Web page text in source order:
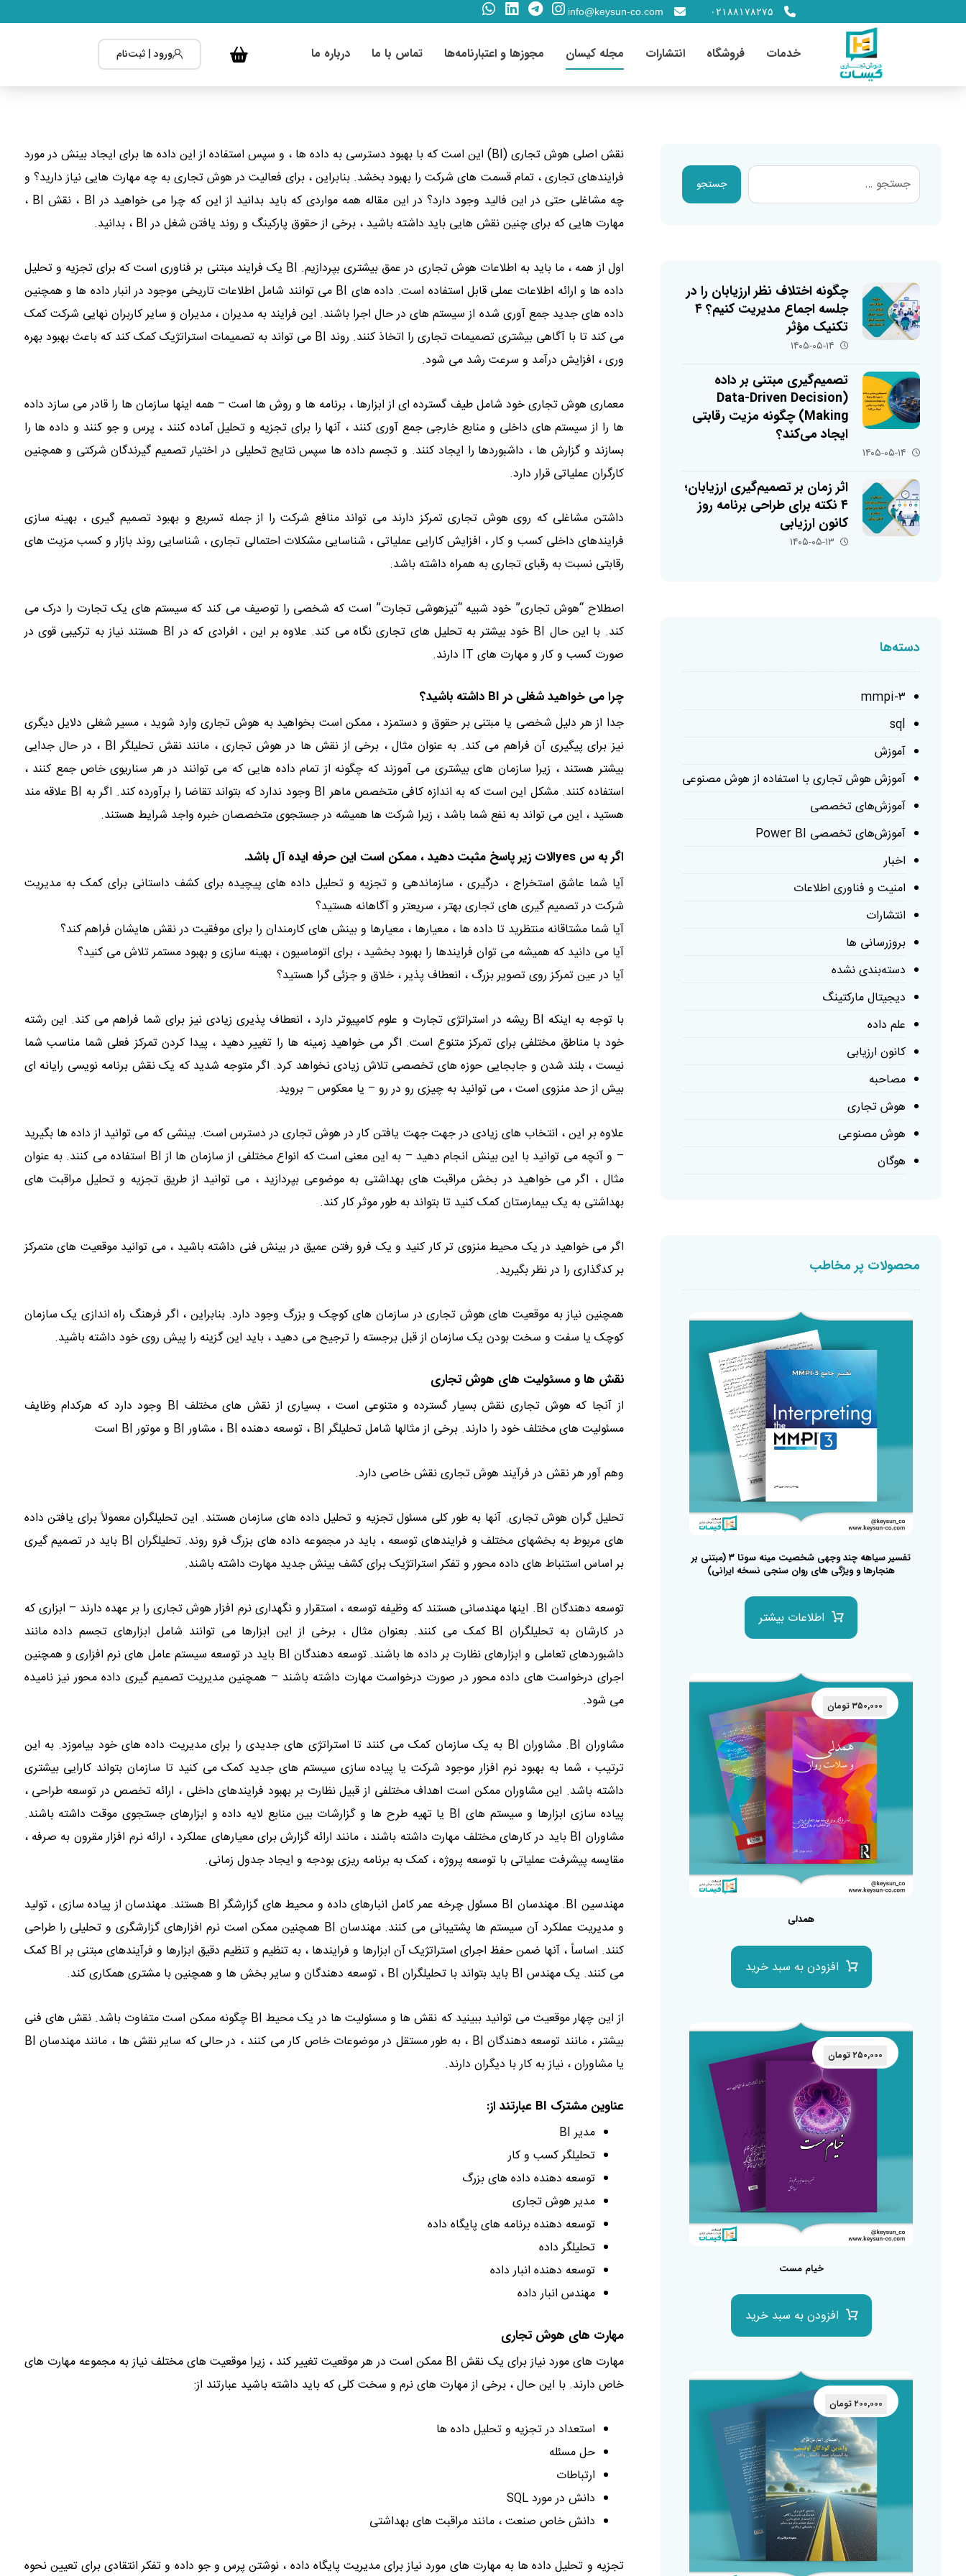
۰۲۱۸۸۱۷۸۲۷۵ info@keysun-co.com
خدمات فروشگاه انتشارات مجله کیسان مجوزها و اعتبارنامه‌ها تماس با ما درباره ما ورود | ثبت‌نام
نقش اصلی هوش تجاری (BI) این است که با بهبود دسترسی به داده ها ، و سپس استفاده از این داده ها برای ایجاد بینش در مورد
فرایندهای تجاری ، تمام قسمت های شرکت را بهبود بخشد. بنابراین ، برای فعالیت در هوش تجاری به چه مهارت هایی نیاز دارید؟ و
چه مشاغلی حتی در این فالید وجود دارد؟ در این مقاله همه مواردی که باید بدانید از این که چرا می خواهید در BI ، نقش BI ،
مهارت هایی که برای چنین نقش هایی باید داشته باشید ، برخی از حقوق پارکینگ و روند یافتن شغل در BI ، بدانید.
اول از همه ، ما باید به اطلاعات هوش تجاری در عمق بیشتری بپردازیم. BI یک فرایند مبتنی بر فناوری است که برای تجزیه و تحلیل
داده ها و ارائه اطلاعات عملی قابل استفاده است. داده های BI می توانند شامل اطلاعات تاریخی موجود در انبار داده ها و همچنین
داده های جدید جمع آوری شده از سیستم های در حال اجرا باشند. این فرایند به مدیران ، مدیران و سایر کاربران نهایی شرکت کمک
می کند تا با آگاهی بیشتری تصمیمات تجاری را اتخاذ کنند. روند BI می تواند به تصمیمات استراتژیک کمک کند که باعث بهبود بهره
وری ، افزایش درآمد و سرعت رشد می شود.
معماری هوش تجاری خود شامل طیف گسترده ای از ابزارها ، برنامه ها و روش ها است – همه اینها سازمان ها را قادر می سازد داده
ها را از سیستم های داخلی و منابع خارجی جمع آوری کنند ، آنها را برای تجزیه و تحلیل آماده کنند ، پرس و جو کنند و داده ها را
بسازند و گزارش ها ، داشبوردها را ایجاد کنند. و تجسم داده ها سپس نتایج تحلیلی در اختیار تصمیم گیرندگان شرکتی و همچنین
کارگران عملیاتی قرار دارد.
داشتن مشاغلی که روی هوش تجاری تمرکز دارند می تواند منافع شرکت را از جمله تسریع و بهبود تصمیم گیری ، بهینه سازی
فرایندهای داخلی کسب و کار ، افزایش کارایی عملیاتی ، شناسایی مشکلات احتمالی تجاری ، شناسایی روند بازار و کسب مزیت های
رقابتی نسبت به رقبای تجاری به همراه داشته باشد.
اصطلاح “هوش تجاری” خود شبیه “تیزهوشی تجارت” است که شخصی را توصیف می کند که سیستم های یک تجارت را درک می
کند. با این حال BI خود بیشتر به تحلیل های تجاری نگاه می کند. علاوه بر این ، افرادی که در BI هستند نیاز به ترکیبی قوی در
صورت کسب و کار و مهارت های IT دارند.
چرا می خواهید شغلی در BI داشته باشید؟
جدا از هر دلیل شخصی یا مبتنی بر حقوق و دستمزد ، ممکن است بخواهید به هوش تجاری وارد شوید ، مسیر شغلی دلایل دیگری
نیز برای پیگیری آن فراهم می کند. به عنوان مثال ، برخی از نقش ها در هوش تجاری ، مانند نقش تحلیلگر BI ، در حال جدایی
بیشتر هستند ، زیرا سازمان های بیشتری می آموزند که چگونه از تمام داده هایی که می توانند در هر سناریوی خاص جمع کنند ،
استفاده کنند. مشکل این است که به اندازه کافی متخصص ماهر BI وجود ندارد که بتواند تقاضا را برآورده کند. اگر به BI علاقه مند
هستید ، این می تواند به نفع شما باشد ، زیرا شرکت ها همیشه در جستجوی متخصصان خبره واجد شرایط هستند.
اگر به س yesالات زیر پاسخ مثبت دهید ، ممکن است این حرفه ایده آل باشد.
آیا شما عاشق استخراج ، درگیری ، سازماندهی و تجزیه و تحلیل داده های پیچیده برای کشف داستانی برای کمک به مدیریت
شرکت در تصمیم گیری های تجاری بهتر ، سریعتر و آگاهانه هستید؟
آیا شما مشتاقانه منتظرید تا داده ها ، معیارها ، معیارها و بینش های کارمندان را برای موفقیت در نقش هایشان فراهم کند؟
آیا می دانید که همیشه می توان فرایندها را بهبود بخشید ، برای اتوماسیون ، بهینه سازی و بهبود مستمر تلاش می کنید؟
آیا در عین تمرکز روی تصویر بزرگ ، انعطاف پذیر ، خلاق و جزئی گرا هستید؟
با توجه به اینکه BI ریشه در استراتژی تجارت و علوم کامپیوتر دارد ، انعطاف پذیری زیادی نیز برای شما فراهم می کند. این رشته
خود با مناطق مختلفی برای تمرکز متنوع است. اگر می خواهید زمینه ها را تغییر دهید ، پیدا کردن تمرکز فعلی شما مناسب شما
نیست ، بلند شدن و جابجایی حوزه های تخصصی تلاش زیادی نخواهد کرد. اگر متوجه شدید که یک نقش برنامه نویسی رایانه ای
بیش از حد منزوی است ، می توانید به چیزی رو در رو – یا معکوس – بروید.
علاوه بر این ، انتخاب های زیادی در جهت جهت یافتن کار در هوش تجاری در دسترس است. بینشی که می توانید از داده ها بگیرید
– و آنچه می توانید با این بینش انجام دهید – به این معنی است که انواع مختلفی از سازمان ها از BI استفاده می کنند. به عنوان
مثال ، اگر می خواهید در بخش مراقبت های بهداشتی به موضوعی بپردازید ، می توانید از طریق تجزیه و تحلیل مراقبت های
بهداشتی به یک بیمارستان کمک کنید تا بتواند به طور موثر کار کند.
اگر می خواهید در یک محیط منزوی تر کار کنید و یک فرو رفتن عمیق در بینش فنی داشته باشید ، می توانید موقعیت های متمرکز
بر کدگذاری را در نظر بگیرید.
همچنین نیاز به موقعیت های هوش تجاری در سازمان های کوچک و بزرگ وجود دارد. بنابراین ، اگر فرهنگ راه اندازی یک سازمان
کوچک یا سفت و سخت بودن یک سازمان از قبل برجسته را ترجیح می دهید ، باید این گزینه را پیش روی خود داشته باشید.
نقش ها و مسئولیت های هوش تجاری
از آنجا که هوش تجاری نقش بسیار گسترده و متنوعی است ، بسیاری از نقش های مختلف BI وجود دارد که هرکدام وظایف
مسئولیت های مختلف خود را دارند. برخی از مثالها شامل تحلیلگر BI ، توسعه دهنده BI ، مشاور BI و موتور BI است
وهم آور هر نقش در فرآیند هوش تجاری نقش خاصی دارد.
تحلیل گران هوش تجاری. آنها به طور كلی مسئول تجزیه و تحلیل داده های سازمان هستند. این تحلیلگران معمولاً برای یافتن داده
های مربوط به بخشهای مختلف و فرایندهای توسعه ، باید در مجموعه داده های بزرگ فرو روند. تحلیلگران BI باید در تصمیم گیری
بر اساس استنباط های داده محور و تفکر استراتژیک برای کشف بینش جدید مهارت داشته باشند.
توسعه دهندگان BI. اینها مهندسانی هستند که وظیفه توسعه ، استقرار و نگهداری نرم افزار هوش تجاری را بر عهده دارند – ابزاری که
در کارشان به تحلیلگران BI کمک می کنند. بعنوان مثال ، برخی از این ابزارها می توانند شامل ابزارهای تجسم داده مانند
داشبوردهای تعاملی و ابزارهای نظارت بر داده ها باشند. توسعه دهندگان BI باید در توسعه سیستم عامل های نرم افزاری و همچنین
اجرای درخواست های داده محور در صورت درخواست مهارت داشته باشند – همچنین مدیریت تصمیم گیری داده محور نیز نامیده
می شود.
مشاوران BI. مشاوران BI به یک سازمان کمک می کنند تا استراتژی های جدیدی را برای مدیریت داده های خود بیاموزد. به این
ترتیب ، شما به بهبود نرم افزار موجود شرکت یا پیاده سازی سیستم های جدید کمک می کنید تا سازمان بتواند کارایی بیشتری
داشته باشد. این مشاوران ممکن است اهداف مختلفی از قبیل نظارت بر بهبود فرایندهای داخلی ، ارائه تخصص در توسعه طراحی ،
پیاده سازی ابزارها و سیستم های BI یا تهیه طرح ها و گزارشات بین منابع لایه داده و ابزارهای جستجوی موقت داشته باشند.
مشاوران BI باید در کارهای مختلف مهارت داشته باشند ، مانند ارائه گزارش برای معیارهای عملکرد ، ارائه نرم افزار مقرون به صرفه ،
مقایسه پیشرفت عملیاتی با توسعه پروژه ، کمک به برنامه ریزی بودجه و ایجاد جدول زمانی.
مهندسین BI. مهندسان BI مسئول چرخه عمر کامل انبارهای داده و محیط های گزارشگر BI هستند. مهندسان از پیاده سازی ، تولید
و مدیریت عملکرد آن سیستم ها پشتیبانی می کنند. مهندسان BI همچنین ممکن است نرم افزارهای گزارشگری و تحلیلی را طراحی
کنند. اساساً ، آنها ضمن حفظ اجرای استراتژیک آن ابزارها و فرایندها ، به تنظیم و تنظیم دقیق ابزارها و فرآیندهای مبتنی بر BI کمک
می کنند. یک مهندس BI باید بتواند با تحلیلگران BI ، توسعه دهندگان و سایر بخش ها و همچنین با مشتری همکاری کند.
از این چهار موقعیت می توانید ببینید که نقش ها و مسئولیت ها در یک محیط BI چگونه ممکن است متفاوت باشد. نقش های فنی
بیشتر ، مانند توسعه دهندگان BI ، به طور مستقل در موضوعات خاص کار می کنند ، در حالی که سایر نقش ها ، مانند مهندسان BI
یا مشاوران ، نیاز به کار با دیگران دارند.
عناوین مشترک BI عبارتند از:
مدیر BI
تحلیلگر کسب و کار
توسعه دهنده داده های بزرگ
مدیر هوش تجاری
توسعه دهنده برنامه های پایگاه داده
تحلیلگر داده
توسعه دهنده انبار داده
مهندس انبار داده
مهارت های هوش تجاری
مهارت های مورد نیاز برای یک نقش BI ممکن است در هر موقعیت تغییر کند ، زیرا موقعیت های مختلف نیاز به مجموعه مهارت های
خاص دارند. با این حال ، برخی از مهارت های نرم و سخت کلی که باید داشته باشید عبارتند از:
استعداد در تجزیه و تحلیل داده ها
حل مسئله
ارتباطات
دانش در مورد SQL
دانش خاص صنعت ، مانند مراقبت های بهداشتی
تجزیه و تحلیل داده ها به مهارت های مورد نیاز برای مدیریت پایگاه داده ، نوشتن پرس و جو داده و تفکر انتقادی برای تعیین نحوه
جستجو
چگونه اختلاف نظر ارزیابان را در
جلسه اجماع مدیریت کنیم؟ ۴
تکنیک مؤثر
۱۴۰۵-۰۵-۱۴
تصمیم‌گیری مبتنی بر داده
(Data-Driven Decision
Making) چگونه مزیت رقابتی
ایجاد می‌کند؟
۱۴۰۵-۰۵-۱۴
اثر زمان بر تصمیم‌گیری ارزیابان؛
۴ نکته برای طراحی برنامه روز
کانون ارزیابی
۱۴۰۵-۰۵-۱۳
دسته‌ها
mmpi-۳
sql
آموزش
آموزش هوش تجاری با استفاده از هوش مصنوعی
آموزش‌های تخصصی
آموزش‌های تخصصی Power BI
اخبار
امنیت و فناوری اطلاعات
انتشارات
بروزرسانی ها
دسته‌بندی نشده
دیجیتال مارکتینگ
علم داده
کانون ارزیابی
مصاحبه
هوش تجاری
هوش مصنوعی
هوگان
محصولات پر مخاطب
تفسیر سیاهه چند وجهی شخصیت مینه سوتا ۳ (مبتنی بر
هنجارها و ویژگی های روان سنجی نسخه ایرانی)
اطلاعات بیشتر
همدلی
۳۵۰,۰۰۰ تومان
افزودن به سبد خرید
خیام مست
۲۵۰,۰۰۰ تومان
افزودن به سبد خرید
۲۰۰,۰۰۰ تومان